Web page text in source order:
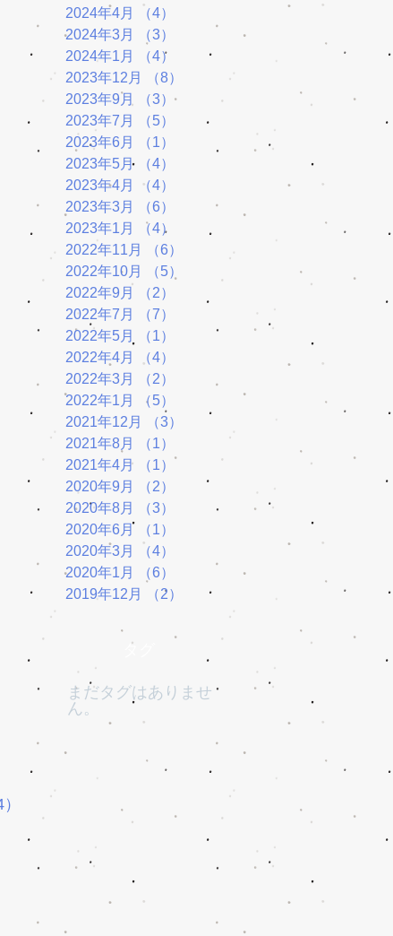
2024年4月
（4）
2024年3月
（3）
2024年1月
（4）
4件の記事
2023年12月
（8）
8件の記事
2023年9月
（3） 3件の記事
2023年7月
（5）
5件の記事
2023年6月
（1）
2023年5月
（4）
2023年4月
（4）
2023年3月
（6）
6件の記事
2023年1月
（4）
2022年11月
（6）
2022年10月
（5）
2022年9月
（2）
2022年7月
（7）
2022年5月
（1）
1件の記事
2022年4月
（4）
2022年3月
（2）
2022年1月
（5）
2021年12月
（3）
2021年8月
（1）
1件の記事
2021年4月
（1）
1件の記事
2020年9月
（2）
2件の記事
2020年8月
（3）
3件の記事
2020年6月
（1）
2020年3月
（4）
2020年1月
（6）
2019年12月
（2） 2件の記事
まだタグはありませ
ん。